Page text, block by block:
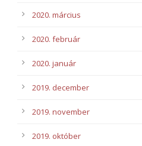
2020. március
2020. február
2020. január
2019. december
2019. november
2019. október